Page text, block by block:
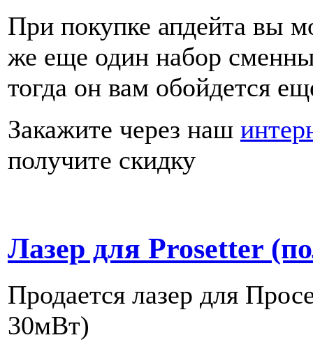
При покупке апдейта вы
же еще один набор
тогда он вам обойдется
Закажите через наш
получите скидку
Лазер для Prosetter
Продается лазер для
30мВт)